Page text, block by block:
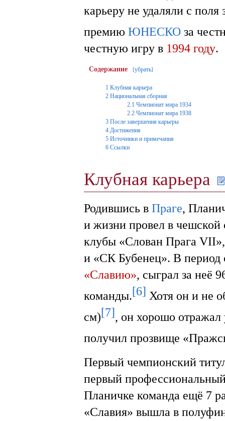
карьеру не удаляли с
премию ЮНЕСКО за
честную игру в 1994 году.
Содержание [убрать]
1 Клубная карьера
2 Национальная сборная
2.1 Чемпионат мира 1934
2.2 Чемпионат мира 1938
3 После завершения карьеры
4 Достижения
5 Источники и примечания
6 Ссылки
Клубная карьера
Родившись в Праге,
и жизни провел в чешской
клубы «Слован Прага
и «СК Бубенец». В период
«Славию», сыграл за неё
команды.[6] Хотя он и не
см)[7], он хорошо отражал
получил прозвище
Первый чемпионский
первый
Планичке команда ещё 7
«Славия» вышла в